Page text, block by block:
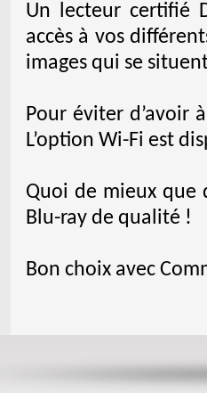
Un lecteur certifié
accès à vos
images qui se
Pour éviter d’avoir
L’option Wi-Fi est
Quoi de mieux que
Blu-ray de qualité !
Bon choix avec